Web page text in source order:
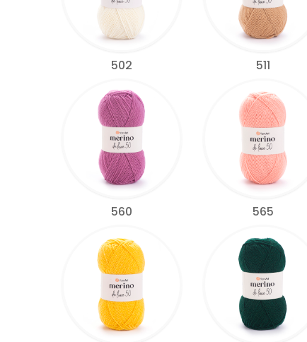
502 511
560 565